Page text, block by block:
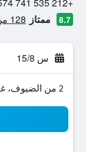
8.7 ممتاز 128 من التقييمات تم التحقق منها
س 15/8
2 من الضيوف، غرفة واحدة